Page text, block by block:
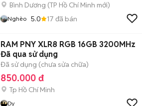
Bình Dương (TP Hồ Chí Minh mới)
Nghèo 5.0 17 đã bán
RAM PNY XLR8 RGB 16GB 3200MHz
Đã qua sử dụng
Đã sử dụng (chưa sửa chữa)
850.000 đ
Tp Hồ Chí Minh
Dy